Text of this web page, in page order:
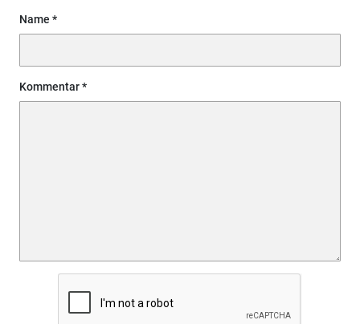
Name
Kommentar